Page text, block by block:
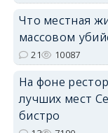
Что местная
массовом
21 10087
На фоне
лучших мест
бистро